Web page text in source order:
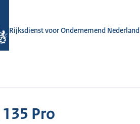
Rijksdienst voor Ondernemend Nederland
Pro